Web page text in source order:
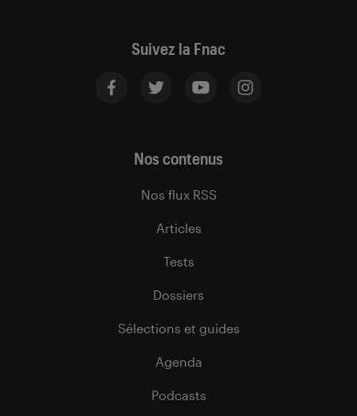
Suivez la Fnac
Nos contenus
Nos flux RSS
Articles
Tests
Dossiers
Sélections et guides
Agenda
Podcasts